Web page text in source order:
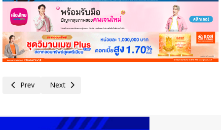
Previous article: ธอส.ส่งมอบอาคารเรียน'บ้านวะกะเลโค๊ะ'มุ่งลดความเหลื่อม
Prev Next article: KBank และ Ant International ร่วมมือยกระดับโ
Next